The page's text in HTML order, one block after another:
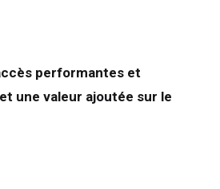
performantes et
une valeur ajoutée sur le